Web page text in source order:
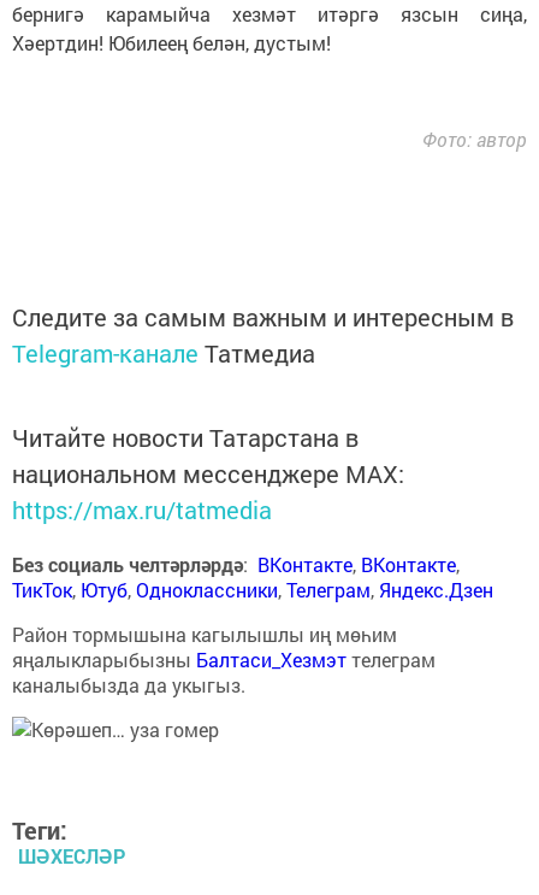
бернигә карамыйча хезмәт итәргә язсын сиңа,
Хәертдин! Юбилеең белән, дустым!
Фото: автор
Следите за самым важным и интересным в
Telegram-канале Татмедиа
Читайте новости Татарстана в
национальном мессенджере MАХ:
https://max.ru/tatmedia
Без социаль челтәрләрдә: ВКонтакте, ВКонтакте,
ТикТок, Ютуб,Одноклассники,Телеграм, Яндекс.Дзен
Район тормышына кагылышлы иң мөһим
яңалыкларыбызны Балтаси_Хезмэттелеграм
каналыбызда да укыгыз.
Теги:
ШӘХЕСЛӘР